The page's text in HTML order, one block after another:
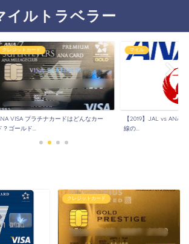
イルトラベラー
クレジットカード
VISA プラチナカードはどんなカー
？ゴールド...
マイル
【2019】JAL vs ANA
線の...
クレジットカード